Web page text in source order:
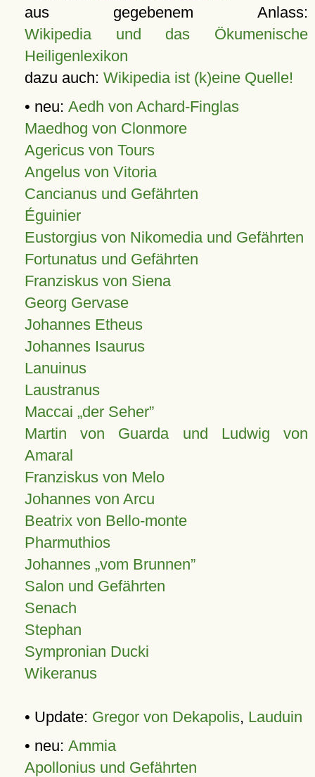
aus gegebenem Anlass:
Wikipedia und das Ökumenische
Heiligenlexikon
dazu auch: Wikipedia ist (k)eine Quelle!
• neu: Aedh von Achard-Finglas
Maedhog von Clonmore
Agericus von Tours
Angelus von Vitoria
Cancianus und Gefährten
Éguinier
Eustorgius von Nikomedia und Gefährten
Fortunatus und Gefährten
Franziskus von Siena
Georg Gervase
Johannes Etheus
Johannes Isaurus
Lanuinus
Laustranus
Maccai „der Seher”
Martin von Guarda und Ludwig von
Amaral
Franziskus von Melo
Johannes von Arcu
Beatrix von Bello-monte
Pharmuthios
Johannes vom Brunnen
Salon und Gefährten
Senach
Stephan
Sympronian Ducki
Wikeranus
• Update: Gregor von Dekapolis, Lauduin
• neu: Ammia
Apollonius und Gefährten